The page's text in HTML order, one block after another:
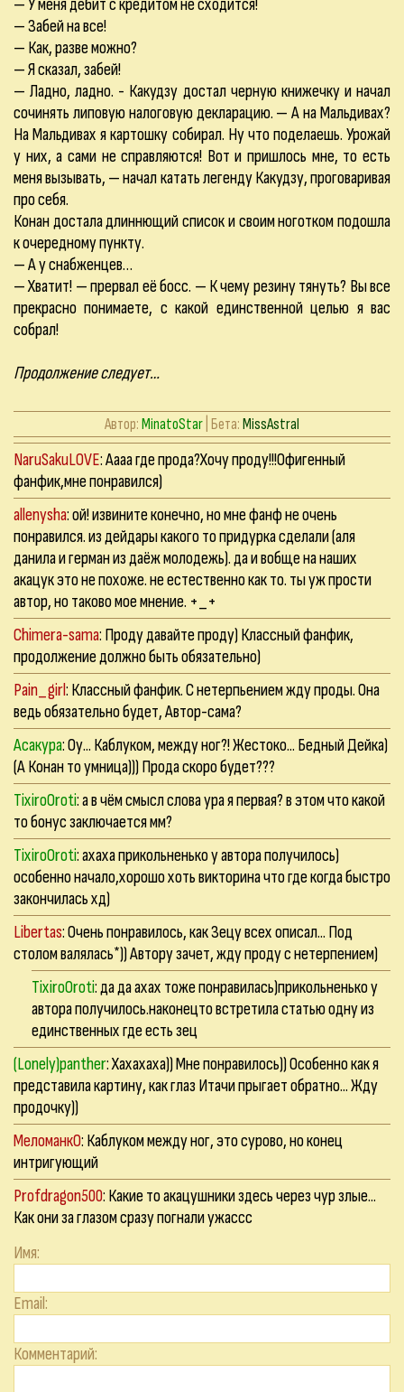
— У меня дебит с кредитом не сходится!
— Забей на все!
— Как, разве можно?
— Я сказал, забей!
— Ладно, ладно. - Какудзу достал черную книжечку и начал
сочинять липовую налоговую декларацию. — А на Мальдивах?
На Мальдивах я картошку собирал. Ну что поделаешь. Урожай
у них, а сами не справляются! Вот и пришлось мне, то есть
меня вызывать, — начал катать легенду Какудзу, проговаривая
про себя.
Конан достала длиннющий список и своим ноготком подошла
к очередному пункту.
— А у снабженцев…
— Хватит! — прервал её босс. — К чему резину тянуть? Вы все
прекрасно понимаете, с какой единственной целью я вас
собрал!
Продолжение следует…
Автор:MinatoStar | Бета:MissAstral
NaruSakuLOVE: Аааа где прода?Хочу проду!!!Офигенный
фанфик,мне понравился)
allenysha: ой! извините конечно, но мне фанф не очень
понравился. из дейдары какого то придурка сделали (аля
данила и герман из даёж молодежь). да и вобще на наших
акацук это не похоже. не естественно как то. ты уж прости
автор, но таково мое мнение. +_+
Chimera-sama: Проду давайте проду) Классный фанфик,
продолжение должно быть обязательно)
Pain_girl: Классный фанфик. С нетерпьением жду проды. Она
ведь обязательно будет, Автор-сама?
Асакура: Оу... Каблуком, между ног?! Жестоко... Бедный Дейка)
(А Конан то умница))) Прода скоро будет???
TixiroOroti: а в чём смысл слова ура я первая? в этом что какой
то бонус заключается мм?
TixiroOroti: ахаха прикольненько у автора получилось)
особенно начало,хорошо хоть викторина что где когда быстро
закончилась хд)
Libertas: Очень понравилось, как Зецу всех описал... Под
столом валялась*)) Автору зачет, жду проду с нетерпением)
TixiroOroti: да да ахах тоже понравилась)прикольненько у
автора получилось.наконецто встретила статью одну из
единственных где есть зец
(Lonely)panther: Хахахаха)) Мне понравилось)) Особенно как я
представила картину, как глаз Итачи прыгает обратно... Жду
продочку))
МеломанкО: Каблуком между ног, это сурово, но конец
интригующий
Profdragon500: Какие то акацушники здесь через чур злые...
Как они за глазом сразу погнали ужассс
Имя:
Email:
Комментарий: